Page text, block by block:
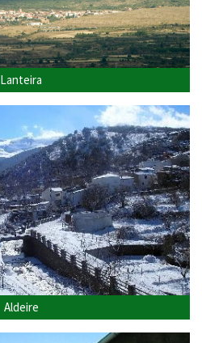
Lanteira
Aldeire